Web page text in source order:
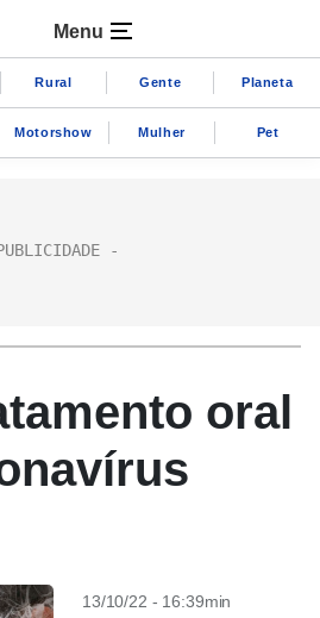
Menu
Rural Gente Planeta
Motorshow Mulher Pet
oral
13/10/22 - 16:39min